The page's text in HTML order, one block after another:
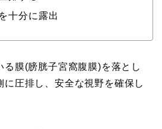
十分に露出
る膜(膀胱子宮窩腹膜)を落とし
に圧排し、安全な視野を確保し